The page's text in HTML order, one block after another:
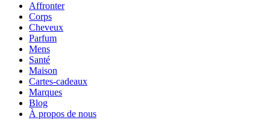
Affronter
Corps
Cheveux
Parfum
Mens
Santé
Maison
Cartes-cadeaux
Marques
Blog
À propos de nous